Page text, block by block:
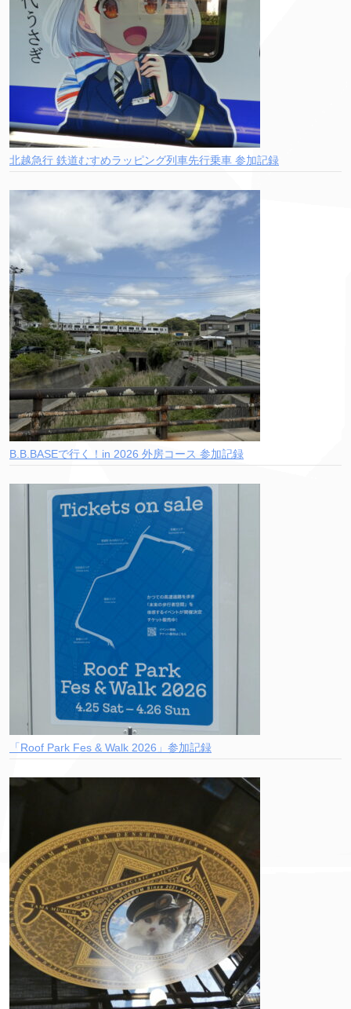
北越急行 鉄道むすめラッピング列車先行乗車 参加記録
B.B.BASEで行く！in 2026 外房コース 参加記録
「Roof Park Fes & Walk 2026」参加記録